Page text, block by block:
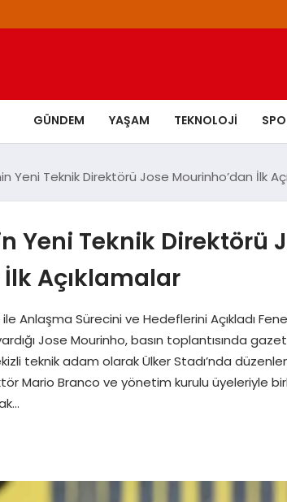
GÜNDEM YAŞAM TEKNOLOJI
Yeni Teknik Direktörü Jose Mourinho’dan İlk
Yeni Teknik Direktörü
Açıklamalar
Anlaşma Sürecini ve Hedeflerini Açıkladı
Jose Mourinho, basın toplantısında
teknik adam olarak Ülker Stadı’nda
Mario Branco ve yönetim kurulu üyeleriyle